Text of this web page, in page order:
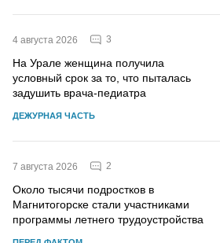
4 августа 2026 3
На Урале женщина получила
условный срок за то, что пыталась
задушить врача-педиатра
ДЕЖУРНАЯ ЧАСТЬ
7 августа 2026 2
Около тысячи подростков в
Магнитогорске стали участниками
программы летнего трудоустройства